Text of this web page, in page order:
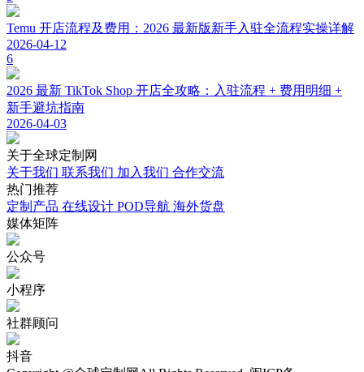
Temu 开店流程及费用：2026 最新版新手入驻全流程实操详解
2026-04-12
6
2026 最新 TikTok Shop 开店全攻略：入驻流程 + 费用明细 +
新手避坑指南
2026-04-03
关于全球定制网
关于我们 联系我们 加入我们 合作交流
热门推荐
定制产品 在线设计 POD导航 海外货盘
媒体矩阵
公众号
小程序
社群顾问
抖音